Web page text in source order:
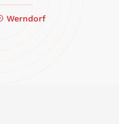
Werndorf